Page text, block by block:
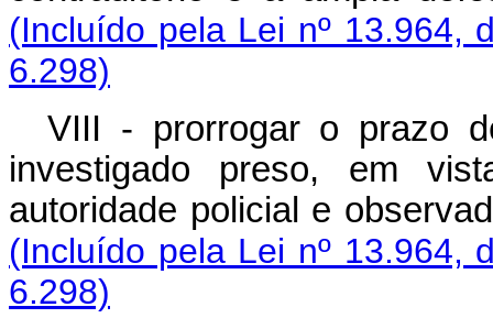
(Incluído pela Lei nº 13.964,
6.298)
VIII - prorrogar o prazo
investigado preso, em
autoridade policial e
(Incluído pela Lei nº 13.964,
6.298)